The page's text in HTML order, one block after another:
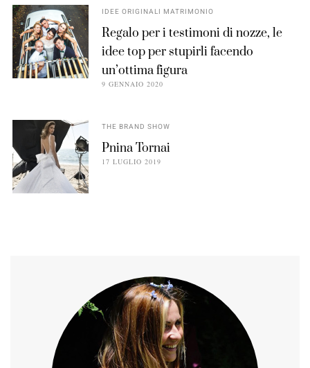
IDEE ORIGINALI MATRIMONIO
Regalo per i testimoni di nozze, le
idee top per stupirli facendo
un’ottima figura
9 GENNAIO 2020
THE BRAND SHOW
Pnina Tornai
17 LUGLIO 2019